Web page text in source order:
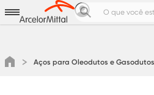
Notícias e Cases
Aços para Oleodutos e Gasodutos